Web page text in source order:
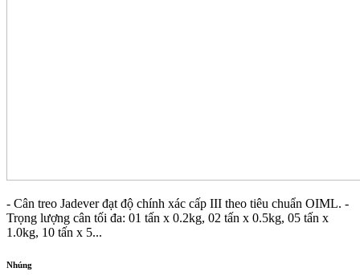
- Cân treo Jadever đạt độ chính xác cấp III theo tiêu chuẩn OIML. -
Trọng lượng cân tối đa: 01 tấn x 0.2kg, 02 tấn x 0.5kg, 05 tấn x
1.0kg, 10 tấn x 5...
Nhúng